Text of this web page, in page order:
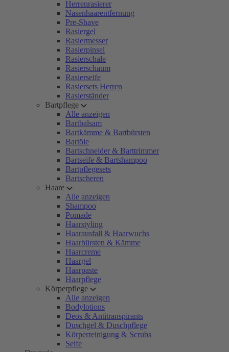
Herrenrasierer
Nasenhaarentfernung
Pre-Shave
Rasiergel
Rasiermesser
Rasierpinsel
Rasierschale
Rasierschaum
Rasierseife
Rasiersets Herren
Rasierständer
Bartpflege
Alle anzeigen
Bartbalsam
Bartkämme & Bartbürsten
Bartöle
Bartschneider & Barttrimmer
Bartseife & Bartshampoo
Bartpflegesets
Bartscheren
Haare
Alle anzeigen
Shampoo
Pomade
Haarstyling
Haarausfall & Haarwuchs
Haarbürsten & Kämme
Haarcreme
Haargel
Haarpaste
Haarpflege
Körperpflege
Alle anzeigen
Bodylotions
Deos & Antitranspirants
Duschgel & Duschpflege
Körperreinigung & Scrubs
Seife